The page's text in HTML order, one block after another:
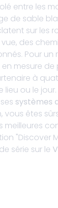
entre les
de sable
sur les
des
Pour un
mesure de
à
lieu ou le
systèmes
êtes
"Discover
série sur le